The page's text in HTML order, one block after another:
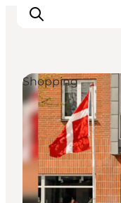
Experience
Discover
Plan your
Shopping